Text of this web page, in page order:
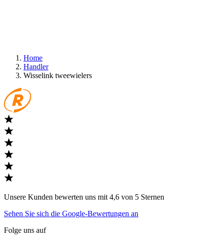
Home
Handler
Wisselink tweewielers
Unsere Kunden bewerten uns mit 4,6 von 5 Sternen
Sehen Sie sich die Google-Bewertungen an
Folge uns auf